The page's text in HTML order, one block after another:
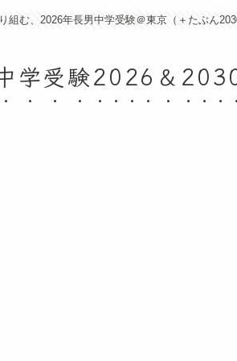
む、2026年長男中学受験＠東京（＋たぶん
学受験2026＆